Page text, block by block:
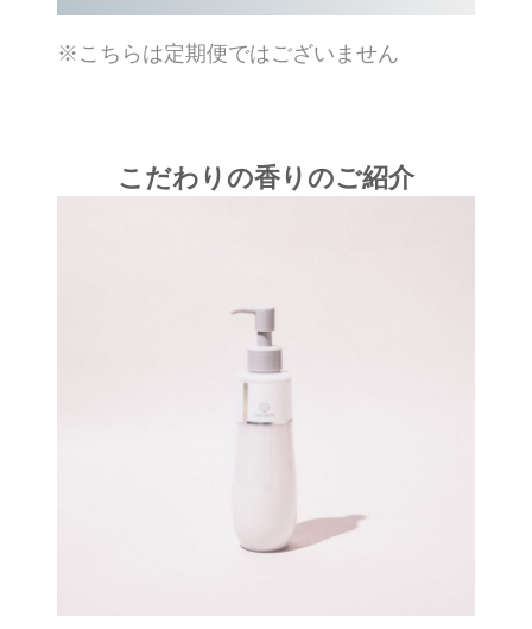
※こちらは定期便ではございません
こだわりの香りのご紹介